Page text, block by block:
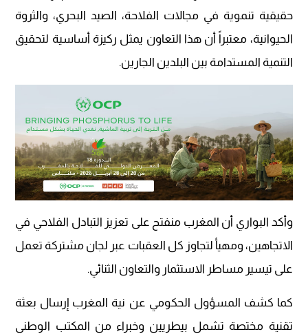
حقيقية تنموية في مجالات الفلاحة، الصيد البحري، والثروة
الحيوانية، معتبراً أن هذا التعاون يمثل ركيزة أساسية لتحقيق
التنمية المستدامة بين البلدين الجارين.
وأكد البواري أن المغرب منفتح على تعزيز التبادل الفلاحي في
الاتجاهين، ومهيأ لتجاوز كل العقبات عبر لجان مشتركة تعمل
على تيسير مساطر الاستثمار والتعاون الثنائي.
كما كشف المسؤول الحكومي عن نية المغرب إرسال بعثة
تقنية مختصة تشمل بيطريين وخبراء من المكتب الوطني